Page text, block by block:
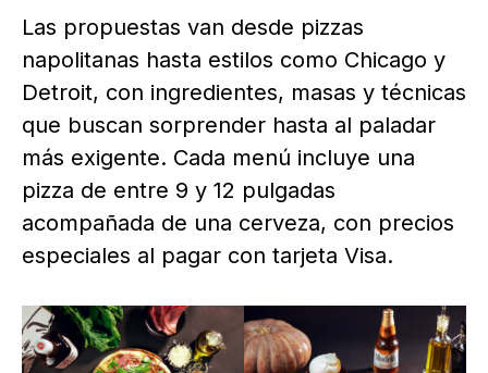
Las propuestas van desde pizzas
napolitanas hasta estilos como Chicago y
Detroit, con ingredientes, masas y técnicas
que buscan sorprender hasta al paladar
más exigente. Cada menú incluye una
pizza de entre 9 y 12 pulgadas
acompañada de una cerveza, con precios
especiales al pagar con tarjeta Visa.